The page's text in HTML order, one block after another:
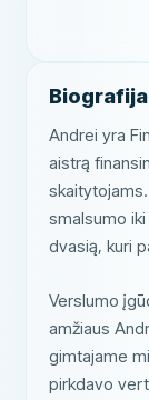
Biografija
Andrei yra
aistrą
smalsumo
dvasią, kuri
Verslumo
amžiaus
gimtajame
pirkdavo